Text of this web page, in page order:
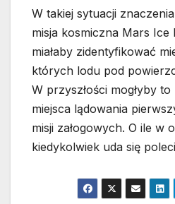
W takiej sytuacji
misja kosmiczna Mars
miałaby zidentyfikować
których lodu pod
W przyszłości mogłyby
miejsca lądowania
misji załogowych. O ile w
kiedykolwiek uda się